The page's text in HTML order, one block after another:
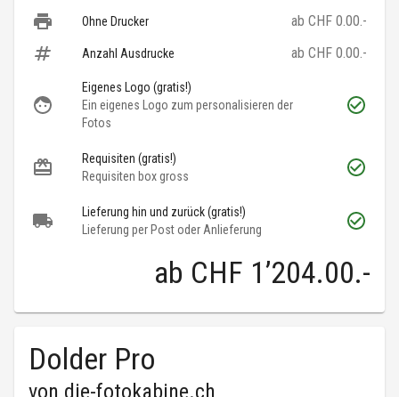
Ohne Drucker ab CHF 0.00.-
Anzahl Ausdrucke ab CHF 0.00.-
Eigenes Logo (gratis!)
Ein eigenes Logo zum personalisieren der
Fotos
Requisiten (gratis!)
Requisiten box gross
Lieferung hin und zurück (gratis!)
Lieferung per Post oder Anlieferung
ab CHF 1’204.00.-
Dolder Pro